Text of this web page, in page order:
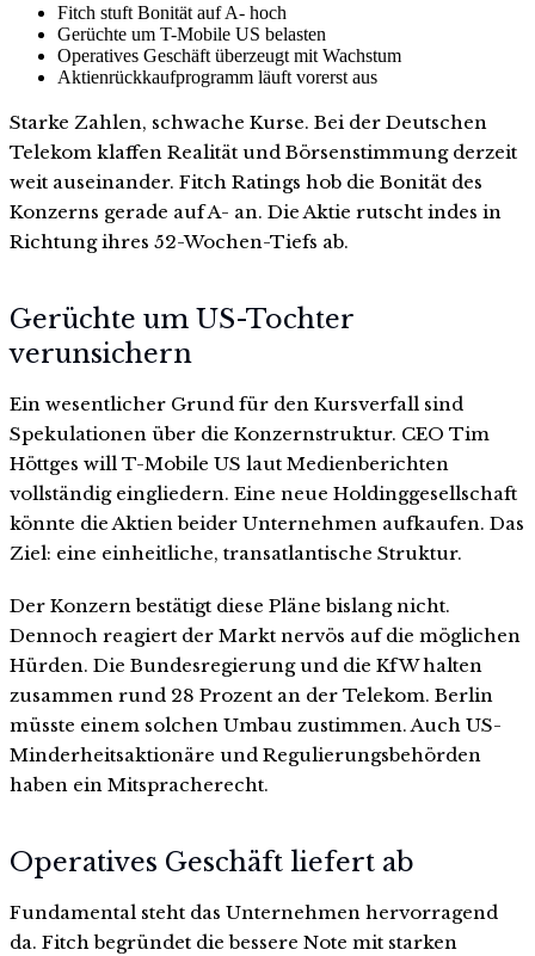
Fitch stuft Bonität auf A- hoch
Gerüchte um T-Mobile US belasten
Operatives Geschäft überzeugt mit Wachstum
Aktienrückkaufprogramm läuft vorerst aus
Starke Zahlen, schwache Kurse. Bei der Deutschen
Telekom klaffen Realität und Börsenstimmung derzeit
weit auseinander. Fitch Ratings hob die Bonität des
Konzerns gerade auf A- an. Die Aktie rutscht indes in
Richtung ihres 52-Wochen-Tiefs ab.
Gerüchte um US-Tochter
verunsichern
Ein wesentlicher Grund für den Kursverfall sind
Spekulationen über die Konzernstruktur. CEO Tim
Höttges will T-Mobile US laut Medienberichten
vollständig eingliedern. Eine neue Holdinggesellschaft
könnte die Aktien beider Unternehmen aufkaufen. Das
Ziel: eine einheitliche, transatlantische Struktur.
Der Konzern bestätigt diese Pläne bislang nicht.
Dennoch reagiert der Markt nervös auf die möglichen
Hürden. Die Bundesregierung und die KfW halten
zusammen rund 28 Prozent an der Telekom. Berlin
müsste einem solchen Umbau zustimmen. Auch US-
Minderheitsaktionäre und Regulierungsbehörden
haben ein Mitspracherecht.
Operatives Geschäft liefert ab
Fundamental steht das Unternehmen hervorragend
da. Fitch begründet die bessere Note mit starken